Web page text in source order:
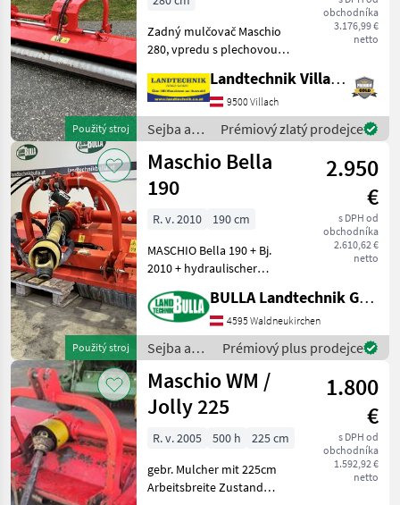
Použitý stroj
obchodníka
3.176,99 €
netto
Zadný mulčovač Maschio
280, vpredu s plechovou
bočný posun, podlahový
valec s bočnými pätkami,
pre prevádzku zo zadnej
časti, kladivové vyhotov
Landtechnik Villach GmbH
9500 Villach
Sejba a
starostlivosť
o plodinu
/ Maschio
Prémiový zlatý prodejce
Použitý stroj
Maschio Bella
190
2.950
€
s DPH od
obchodníka
2.610,62 €
netto
R. v. 2010
190 cm
MASCHIO Bella 190 + Bj.
2010 + hydraulischer
Hammer +
Tiefenführungswalze +
Gelenkwelle + wenig
gearbeitet Typ kladiva:
Prerezávacie
BULLA Landtechnik GmbH
4595 Waldneukirchen
Sejba a
starostlivosť
o plodinu
/ Maschio
Prémiový plus prodejce
Maschio WM /
Jolly 225
1.800
€
s DPH od
obchodníka
1.592,92 €
netto
R. v. 2005 500 h
225 cm
gebr. Mulcher mit 225cm
Arbeitsbreite Zustand